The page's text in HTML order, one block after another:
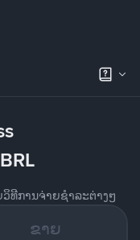
ວິທີການຈ່າຍຊຳລະຕ່າງໆ
ຂາຍ